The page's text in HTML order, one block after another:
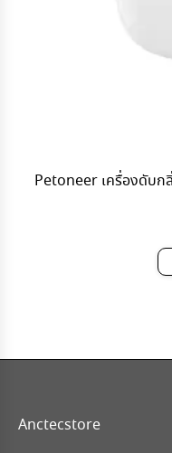
Petoneer เครื่องดับ
Anctecstore